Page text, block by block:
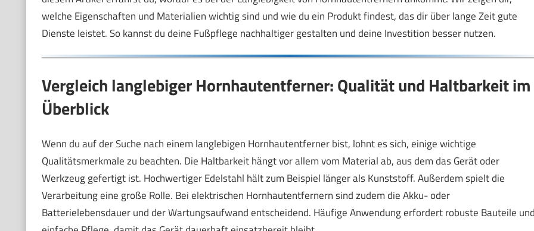
welche Eigenschaften und Materialien wichtig sind und wie du ein Produkt findest, das dir über lange Zeit gute
Dienste leistet. So kannst du deine Fußpflege nachhaltiger gestalten und deine Investition besser nutzen.
Vergleich langlebiger Hornhautentferner: Qualität und Haltbarkeit im
Überblick
Wenn du auf der Suche nach einem langlebigen Hornhautentferner bist, lohnt es sich, einige wichtige
Qualitätsmerkmale zu beachten. Die Haltbarkeit hängt vor allem vom Material ab, aus dem das Gerät oder
Werkzeug gefertigt ist. Hochwertiger Edelstahl hält zum Beispiel länger als Kunststoff. Außerdem spielt die
Verarbeitung eine große Rolle. Bei elektrischen Hornhautentfernern sind zudem die Akku- oder
Batterielebensdauer und der Wartungsaufwand entscheidend. Häufige Anwendung erfordert robuste Bauteile